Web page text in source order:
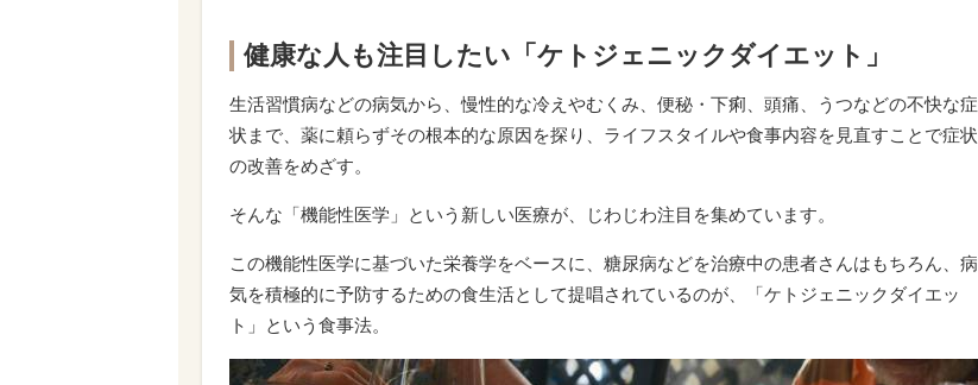
健康な人も注目したい「ケトジェニックダイエット」
生活習慣病などの病気から、慢性的な冷えやむくみ、便秘・下痢、頭痛、うつなどの不快な症
状まで、薬に頼らずその根本的な原因を探り、ライフスタイルや食事内容を見直すことで症状
の改善をめざす。
そんな「機能性医学」という新しい医療が、じわじわ注目を集めています。
この機能性医学に基づいた栄養学をベースに、糖尿病などを治療中の患者さんはもちろん、病
気を積極的に予防するための食生活として提唱されているのが、「ケトジェニックダイエッ
ト」という食事法。